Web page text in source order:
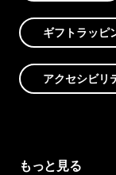
ギフトラッピ
アクセシビリ
もっと見る